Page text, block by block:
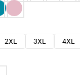
2XL 3XL 4XL